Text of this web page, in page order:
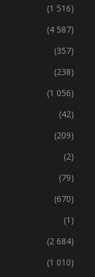
(1 516)
(4 587)
(357)
(238)
(1 056)
(42)
(209)
(2)
(79)
(670)
(1)
(2 684)
(1 010)